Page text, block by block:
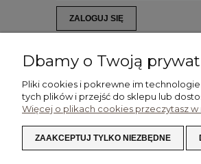
ZALOGUJ SIĘ
Zarejestruj się
POMOC
REGULAMIN
Dbamy o Twoją
Pliki cookies i pokrewne im
tych plików i przejść do sklepu lub
Więcej o plikach cookies przeczytasz w
ZAAKCEPTUJ TYLKO NIEZBĘDNE